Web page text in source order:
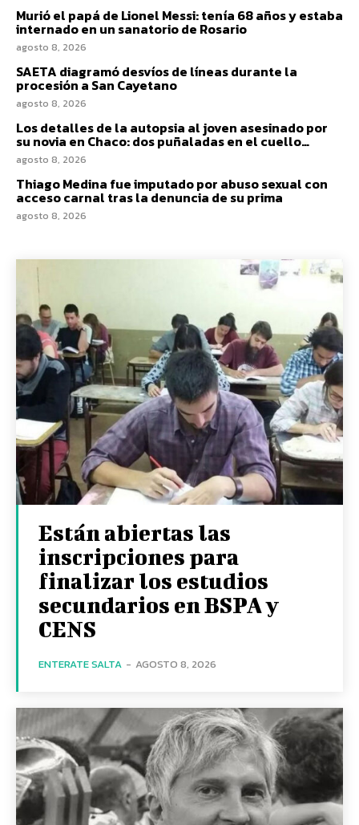
Murió el papá de Lionel Messi: tenía 68 años y estaba
internado en un sanatorio de Rosario
agosto 8, 2026
SAETA diagramó desvíos de líneas durante la
procesión a San Cayetano
agosto 8, 2026
Los detalles de la autopsia al joven asesinado por
su novia en Chaco: dos puñaladas en el cuello…
agosto 8, 2026
Thiago Medina fue imputado por abuso sexual con
acceso carnal tras la denuncia de su prima
agosto 8, 2026
Están abiertas las
inscripciones para
finalizar los estudios
secundarios en BSPA y
CENS
ENTERATE SALTA - AGOSTO 8, 2026